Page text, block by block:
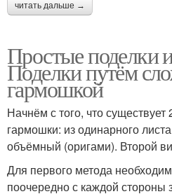
читать дальше →
Простые поделки
Поделки путём
гармошкой
Начнём с того, что
гармошки: из одинарного
объёмный (оригами). Второй
Для первого метода
поочередно с каждой стороны